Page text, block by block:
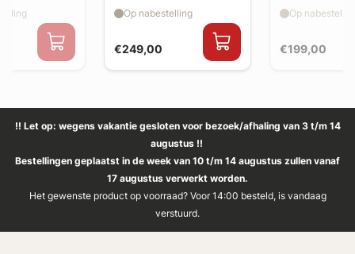
€249,00
Op nabestelling
€199,00
Op
!! Let op: wegens vakantie gesloten voor bezoek/afhaling van 3 t/m 14
augustus !!
Bestellingen geplaatst in de week van 10 t/m 14 augustus zullen vanaf
17 augustus verwerkt worden.
Het gewenste product op voorraad? Voor 14:00 besteld, is vandaag
verstuurd.